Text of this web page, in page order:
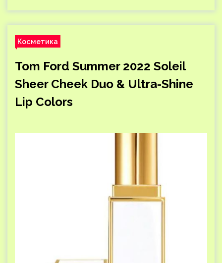
Косметика
Tom Ford Summer 2022 Soleil
Sheer Cheek Duo & Ultra-Shine
Lip Colors